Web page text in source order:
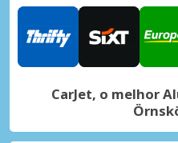
CarJet, o melhor